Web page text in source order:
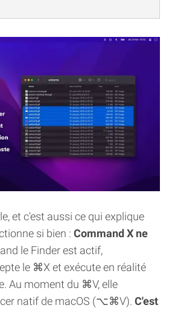
et c'est aussi ce qui explique
si bien : Command X ne
le Finder est actif,
le ⌘X et exécute en réalité
Au moment du ⌘V, elle
natif de macOS (⌥⌘V). C'est